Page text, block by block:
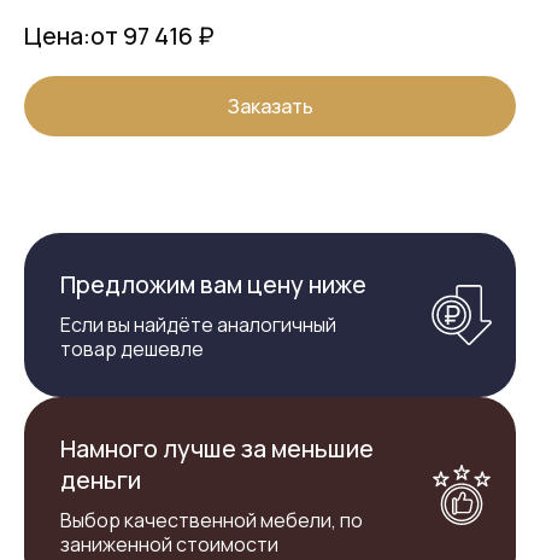
Цена:от 97 416 ₽
Заказать
Предложим вам цену ниже
Если вы найдёте аналогичный
товар дешевле
Намного лучше за меньшие
деньги
Выбор качественной мебели, по
заниженной стоимости